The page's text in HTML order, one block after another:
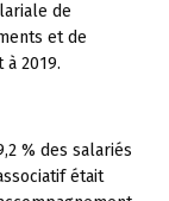
de
et de
2019.
% des salariés
était